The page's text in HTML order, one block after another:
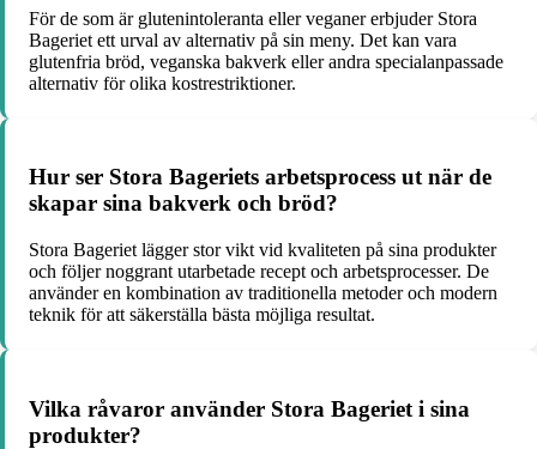
För de som är glutenintoleranta eller veganer erbjuder Stora
Bageriet ett urval av alternativ på sin meny. Det kan vara
glutenfria bröd, veganska bakverk eller andra specialanpassade
alternativ för olika kostrestriktioner.
Hur ser Stora Bageriets arbetsprocess ut när de
skapar sina bakverk och bröd?
Stora Bageriet lägger stor vikt vid kvaliteten på sina produkter
och följer noggrant utarbetade recept och arbetsprocesser. De
använder en kombination av traditionella metoder och modern
teknik för att säkerställa bästa möjliga resultat.
Vilka råvaror använder Stora Bageriet i sina
produkter?